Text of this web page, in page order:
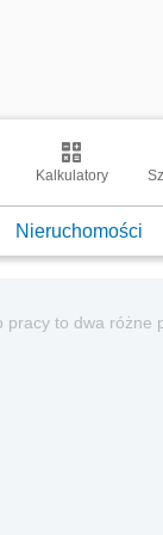
Kalkulatory
Nieruchomości
pracy to dwa różne